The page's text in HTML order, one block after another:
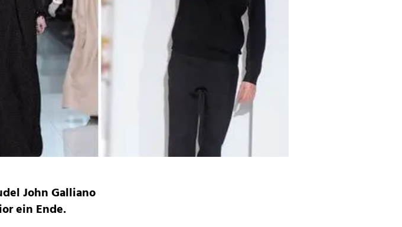
John Galliano
ein Ende.